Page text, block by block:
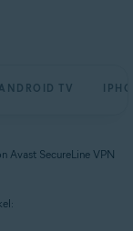
ANDROID TV
Avast SecureLine VPN